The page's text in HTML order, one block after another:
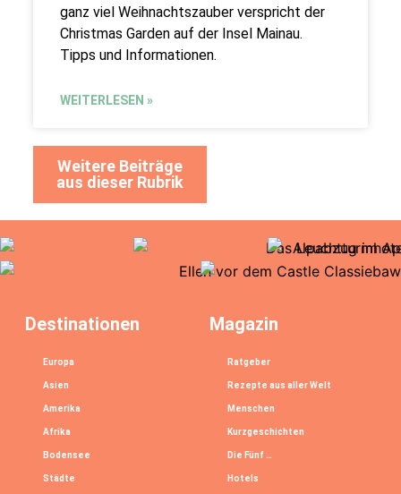
ganz viel Weihnachtszauber verspricht der
Christmas Garden auf der Insel Mainau.
Tipps und Informationen.
WEITERLESEN »
Weitere Beiträge
aus dieser Rubrik
Destinationen
Europa
Asien
Amerika
Afrika
Bodensee
Städte
Magazin
Ratgeber
Rezepte aus aller Welt
Menschen
Kurzgeschichten
Die Fünf …
Hotels